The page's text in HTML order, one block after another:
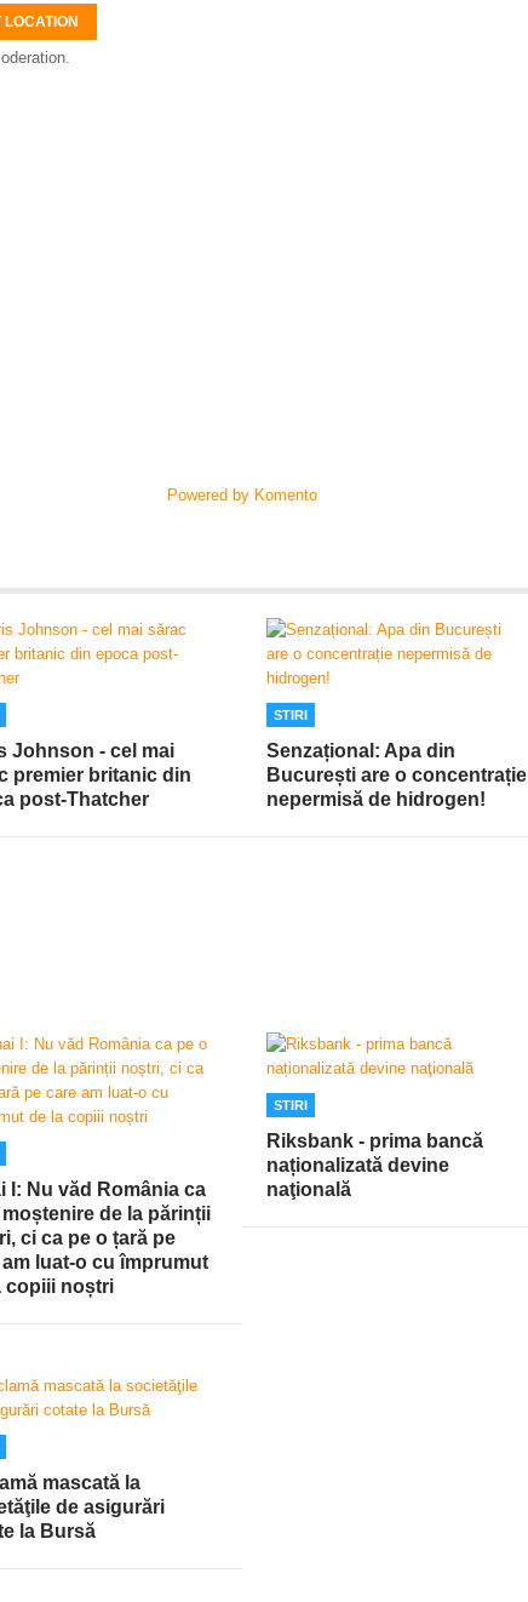
LOCATION
Powered by Komento
Johnson - cel mai
premier britanic din
post-Thatcher
STIRI
Senzațional: Apa din
București are o concentrație
nepermisă de hidrogen!
I: Nu văd România ca
moștenire de la părinții
ci ca pe o țară pe
luat-o cu împrumut
copiii noștri
STIRI
Riksbank - prima bancă
naționalizată devine
naţională
mascată la
de asigurări
la Bursă